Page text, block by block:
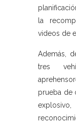
la
videos de
Además,
tres
prueba de